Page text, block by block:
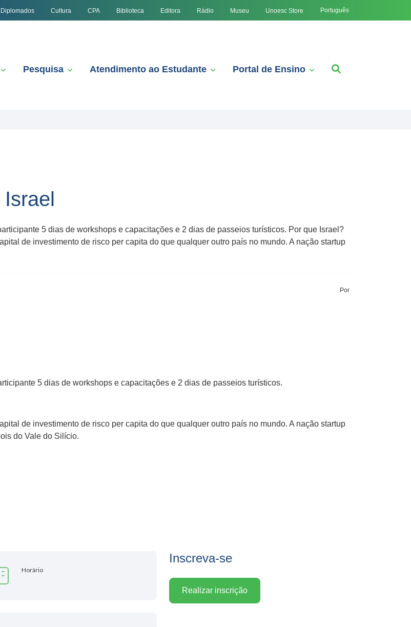
Diplomados Cultura CPA Biblioteca Editora Rádio Museu Unoesc Store Português
Pesquisa Atendimento ao Estudante Portal de Ensino
5 dias de workshops e capacitações e 2 dias de passeios turísticos. Por que Israel?
de investimento de risco per capita do que qualquer outro país no mundo. A nação startup
Por
5 dias de workshops e capacitações e 2 dias de passeios turísticos.
de investimento de risco per capita do que qualquer outro país no mundo. A nação startup
do Vale do Silício.
Horário
Inscreva-se
Realizar inscrição